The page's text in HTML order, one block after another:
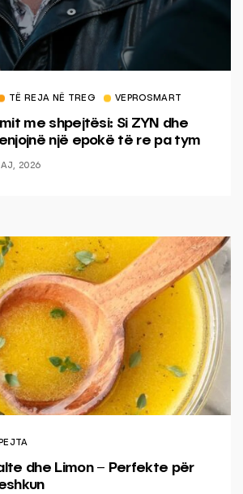
TË REJA NË TREG VEPROSMART
me shpejtësi: Si ZYN dhe
një epokë të re pa tym
2026
dhe Limon – Perfekte për